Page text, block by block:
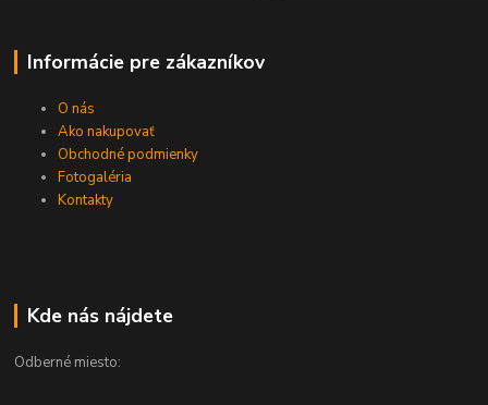
Informácie pre zákazníkov
O nás
Ako nakupovať
Obchodné podmienky
Fotogaléria
Kontakty
Kde nás nájdete
Odberné miesto: